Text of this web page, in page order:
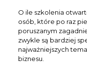
O ile szkolenia
osób, które po raz
poruszanym
zwykle są bardziej
najważniejszych
biznesu.